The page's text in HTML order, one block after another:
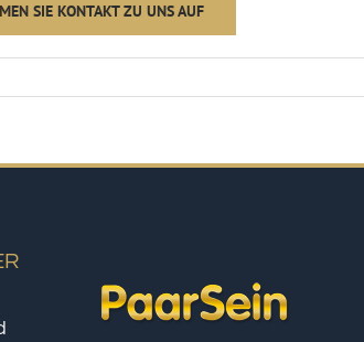
SIE KONTAKT ZU UNS AUF